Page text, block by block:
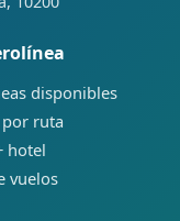
disponibles
ruta
hotel
vuelos